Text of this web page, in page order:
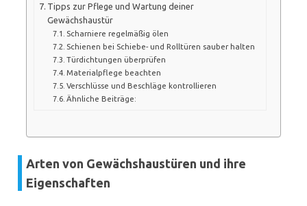
Tipps zur Pflege und Wartung deiner
Gewächshaustür
Scharniere regelmäßig ölen
Schienen bei Schiebe- und Rolltüren sauber halten
Türdichtungen überprüfen
Materialpflege beachten
Verschlüsse und Beschläge kontrollieren
Ähnliche Beiträge:
Arten von Gewächshaustüren und ihre
Eigenschaften